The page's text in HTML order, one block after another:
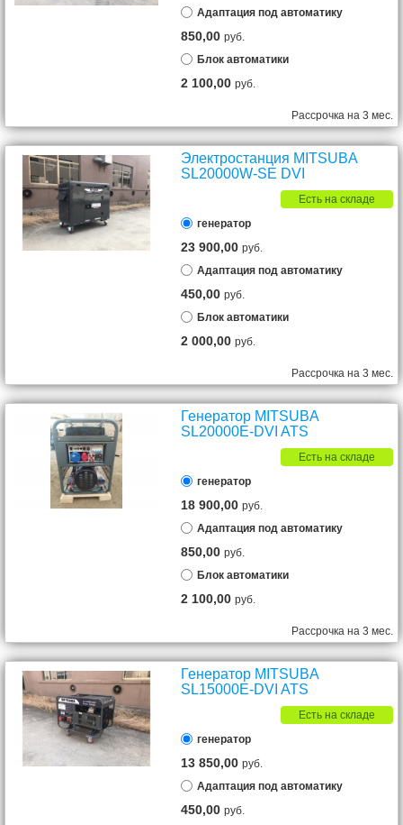
Адаптация под автоматику
850,00руб.
Блок автоматики
2 100,00руб.
Рассрочка на 3 мес.
Электростанция MITSUBA
SL20000W-SE DVI
Есть на складе
генератор
23 900,00руб.
Адаптация под автоматику
450,00руб.
Блок автоматики
2 000,00руб.
Рассрочка на 3 мес.
Генератор MITSUBA
SL20000E-DVI ATS
Есть на складе
генератор
18 900,00руб.
Адаптация под автоматику
850,00руб.
Блок автоматики
2 100,00руб.
Рассрочка на 3 мес.
Генератор MITSUBA
SL15000E-DVI ATS
Есть на складе
генератор
13 850,00руб.
Адаптация под автоматику
450,00руб.